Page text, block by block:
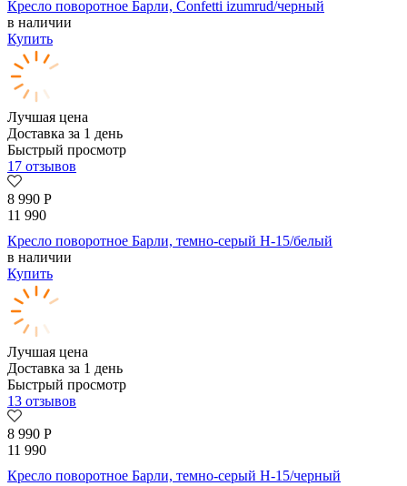
Кресло поворотное Барли, Confetti izumrud/черный
в наличии
Купить
Лучшая цена
Доставка за 1 день
Быстрый просмотр
17 отзывов
8 990 Р
11 990
Кресло поворотное Барли, темно-серый H-15/белый
в наличии
Купить
Лучшая цена
Доставка за 1 день
Быстрый просмотр
13 отзывов
8 990 Р
11 990
Кресло поворотное Барли, темно-серый H-15/черный